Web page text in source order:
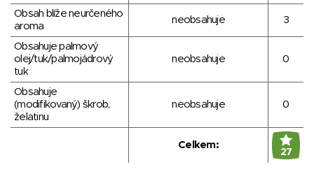
Obsah blíže neurčeného
aroma
neobsahuje 3
Obsahuje palmový
olej/tuk/palmojádrový
tuk
neobsahuje 0
Obsahuje
(modifikovaný) škrob,
želatinu
neobsahuje 0
Celkem:
27